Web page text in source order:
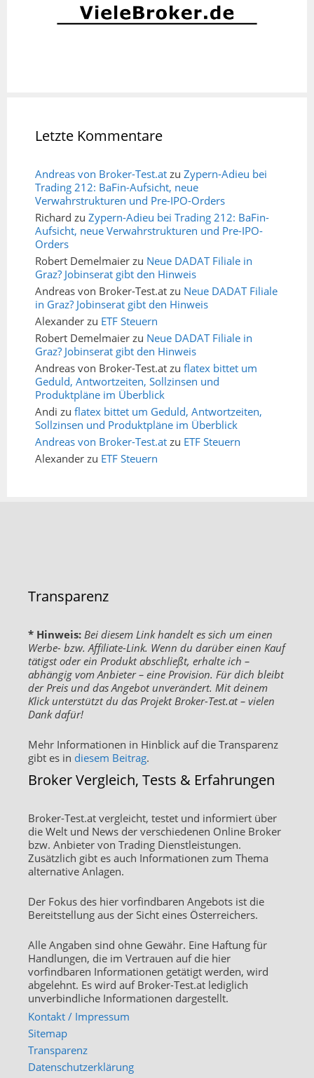
Letzte Kommentare
Andreas von Broker-Test.at zu Zypern-Adieu bei
Trading 212: BaFin-Aufsicht, neue
Verwahrstrukturen und Pre-IPO-Orders
Richard zu Zypern-Adieu bei Trading 212: BaFin-
Aufsicht, neue Verwahrstrukturen und Pre-IPO-
Orders
Robert Demelmaier zu Neue DADAT Filiale in
Graz? Jobinserat gibt den Hinweis
Andreas von Broker-Test.at zu Neue DADAT Filiale
in Graz? Jobinserat gibt den Hinweis
Alexander zu ETF Steuern
Robert Demelmaier zu Neue DADAT Filiale in
Graz? Jobinserat gibt den Hinweis
Andreas von Broker-Test.at zu flatex bittet um
Geduld, Antwortzeiten, Sollzinsen und
Produktpläne im Überblick
Andi zu flatex bittet um Geduld, Antwortzeiten,
Sollzinsen und Produktpläne im Überblick
Andreas von Broker-Test.at zu ETF Steuern
Alexander zu ETF Steuern
Transparenz
* Hinweis: Bei diesem Link handelt es sich um einen
Werbe- bzw. Affiliate-Link. Wenn du darüber einen Kauf
tätigst oder ein Produkt abschließt, erhalte ich –
abhängig vom Anbieter – eine Provision. Für dich bleibt
der Preis und das Angebot unverändert. Mit deinem
Klick unterstützt du das Projekt Broker-Test.at – vielen
Dank dafür!
Mehr Informationen in Hinblick auf die Transparenz
gibt es in diesem Beitrag.
Broker Vergleich, Tests & Erfahrungen
Broker-Test.at vergleicht, testet und informiert über
die Welt und News der verschiedenen Online Broker
bzw. Anbieter von Trading Dienstleistungen.
Zusätzlich gibt es auch Informationen zum Thema
alternative Anlagen.
Der Fokus des hier vorfindbaren Angebots ist die
Bereitstellung aus der Sicht eines Österreichers.
Alle Angaben sind ohne Gewähr. Eine Haftung für
Handlungen, die im Vertrauen auf die hier
vorfindbaren Informationen getätigt werden, wird
abgelehnt. Es wird auf Broker-Test.at lediglich
unverbindliche Informationen dargestellt.
Kontakt / Impressum
Sitemap
Transparenz
Datenschutzerklärung